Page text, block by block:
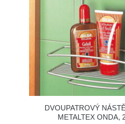
DVOUPATROVÝ
METALTEX ONDA,